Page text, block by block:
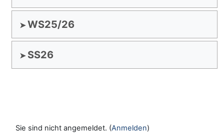
WS25/26
SS26
Sie sind nicht angemeldet. (Anmelden)